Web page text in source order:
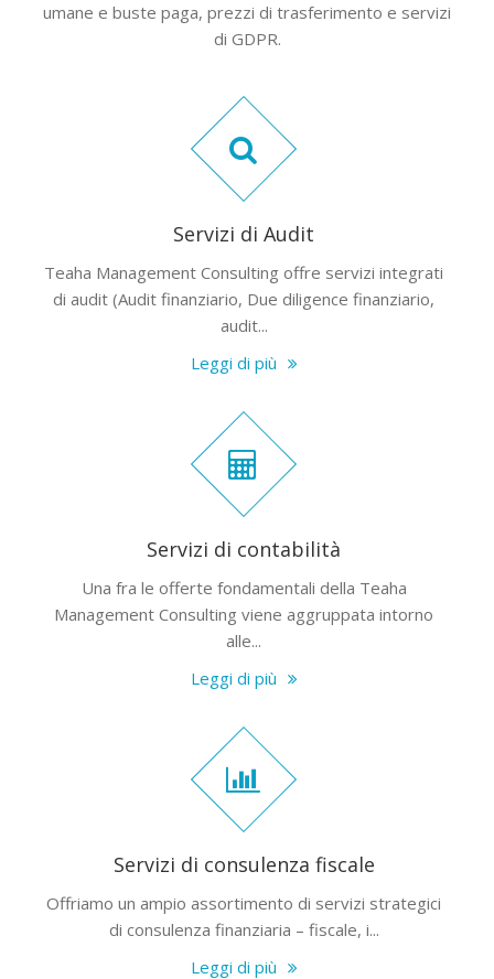
umane e buste paga, prezzi di trasferimento e servizi
di GDPR.
Servizi di Audit
Teaha Management Consulting offre servizi integrati
di audit (Audit finanziario, Due diligence finanziario,
audit...
Leggi di più
Servizi di contabilità
Una fra le offerte fondamentali della Teaha
Management Consulting viene aggruppata intorno
alle...
Leggi di più
Servizi di consulenza fiscale
Offriamo un ampio assortimento di servizi strategici
di consulenza finanziaria – fiscale, i...
Leggi di più